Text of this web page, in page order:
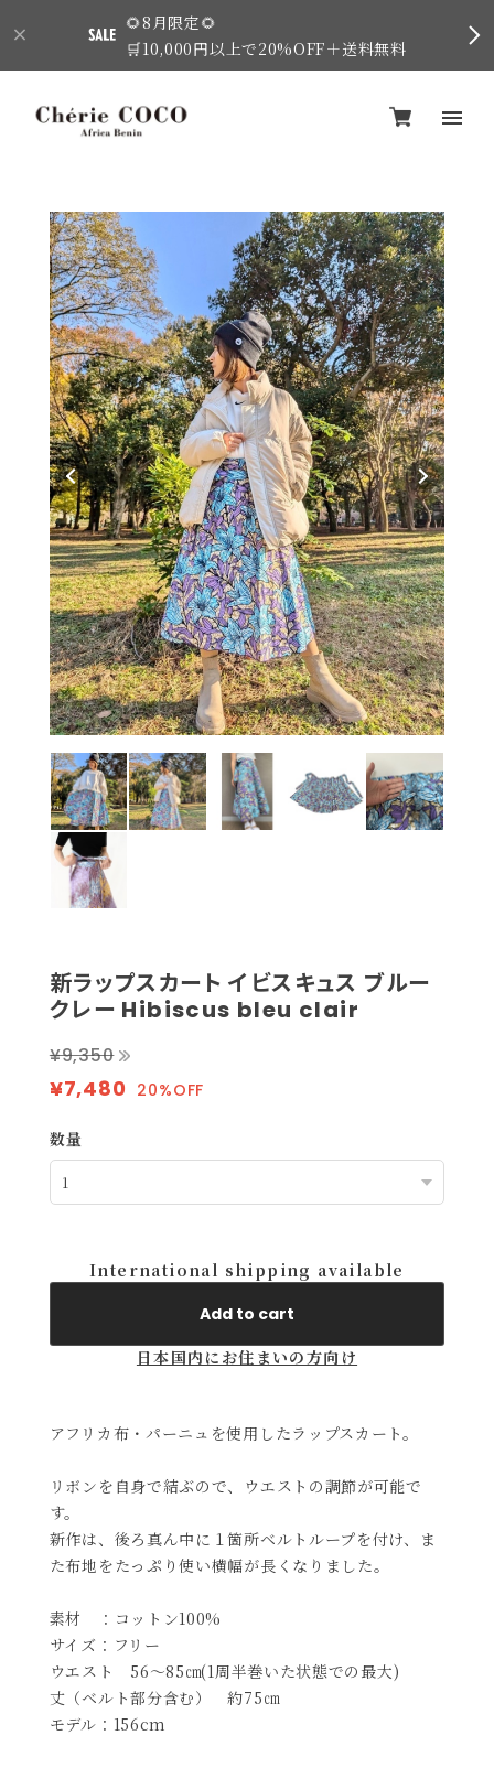
🌻8月限定🌻
🛒10,000円以上で20%OFF＋送料無料
新ラップスカート イビスキュス ブルー
クレー Hibiscus bleu clair
¥9,350
¥7,480 20%OFF
数量
International shipping available
Add to cart
日本国内にお住まいの方向け
アフリカ布・パーニュを使用したラップスカート。
リボンを自身で結ぶので、ウエストの調節が可能で
す。
新作は、後ろ真ん中に１箇所ベルトループを付け、ま
た布地をたっぷり使い横幅が長くなりました。
素材 ：コットン100%
サイズ：フリー
ウエスト 56～85㎝(1周半巻いた状態での最大)
丈（ベルト部分含む） 約75㎝
モデル：156cm